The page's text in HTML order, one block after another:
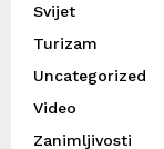
Svijet
Turizam
Uncategorized
Video
Zanimljivosti